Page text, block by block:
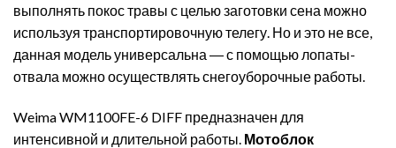
выполнять покос травы с целью заготовки сена можно
используя транспортировочную телегу. Но и это не все,
данная модель универсальна ― с помощью лопаты-
отвала можно осуществлять снегоуборочные работы.
Weima WM1100FE-6 DIFF предназначен для
интенсивной и длительной работы. Мотоблок